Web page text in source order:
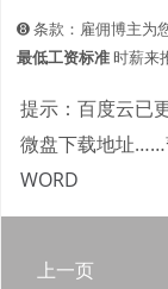
➑ 条款：雇佣博主为
最低工资标准时薪来
提示：百度云已
微盘下载地址……
WORD
上一页